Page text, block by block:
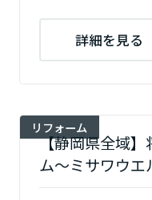
分譲住宅（建売・土地
分譲マンション検索
企業不動産活用（CRE
医療・介護・子育て
これから土地活
事業用リノベーション
リフォーム営業所
建築再生事業
事業用地・事業用建物
分譲用地
ミサワリフォーム
ご相談窓口
お客様センター
MISAWAについて
ミサワホームグループ
SDGs
環境活動
詳細を見る
リフォーム
【静岡県全域】
ム～ミサワウエ
東京都
甲信越・北陸
東海エリア